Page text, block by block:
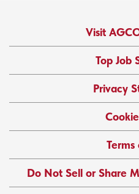
Visit
Top Job
Privacy
Terms
Do Not Sell or Share